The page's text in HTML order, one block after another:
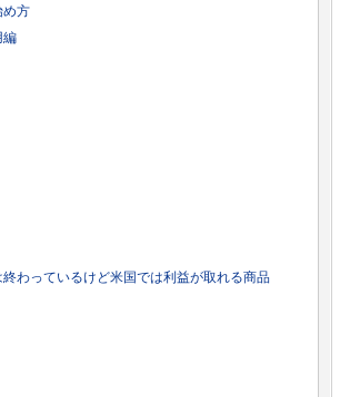
め方
編
わっているけど米国では利益が取れる商品